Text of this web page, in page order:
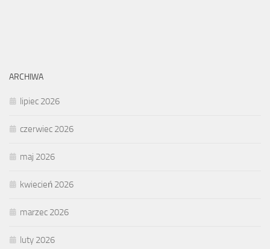
ARCHIWA
lipiec 2026
czerwiec 2026
maj 2026
kwiecień 2026
marzec 2026
luty 2026